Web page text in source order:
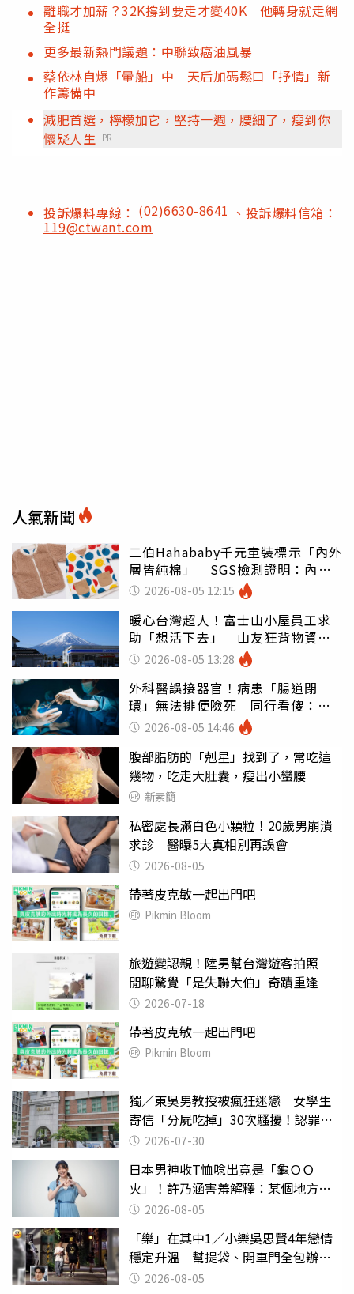
離職才加薪？32K撐到要走才變40K 他轉身就走網
全挺
更多最新熱門議題：中聯致癌油風暴
蔡依林自爆「暈船」中 天后加碼鬆口「抒情」新
作籌備中
減肥首選，檸檬加它，堅持一週，腰細了，瘦到你
懷疑人生
PR
投訴爆料專線： (02)6630-8641 、投訴爆料信箱：
119@ctwant.com
人氣新聞
二伯Hahababy千元童裝標示「內外
層皆純棉」 SGS檢測證明：內裡
100%聚酯纖維
2026-08-05 12:15
暖心台灣超人！富士山小屋員工求
助「想活下去」 山友狂背物資上
山：台灣真的是寶島
2026-08-05 13:28
外科醫誤接器官！病患「腸道閉
環」無法排便險死 同行看傻：糟
糕至極
2026-08-05 14:46
腹部脂肪的「剋星」找到了，常吃這
幾物，吃走大肚囊，瘦出小蠻腰
新素簡
私密處長滿白色小顆粒！20歲男崩潰
求診 醫曝5大真相別再誤會
2026-08-05
帶著皮克敏一起出門吧
Pikmin Bloom
旅遊變認親！陸男幫台灣遊客拍照
閒聊驚覺「是失聯大伯」奇蹟重逢
2026-07-18
帶著皮克敏一起出門吧
Pikmin Bloom
獨／東吳男教授被瘋狂迷戀 女學生
寄信「分屍吃掉」30次騷擾！認罪免
關 2026-07-30
日本男神收T恤唸出竟是「龜ＯＯ
火」！許乃涵害羞解釋：某個地方燃
燒起來了
2026-08-05
「樂」在其中1／小樂吳思賢4年戀情
穩定升溫 幫提袋、開車門全包辦閃
瞎眾人
2026-08-05